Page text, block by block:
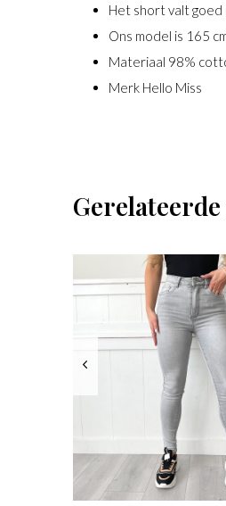
Het short valt
Ons model is 165
Materiaal 98%
Merk Hello Miss